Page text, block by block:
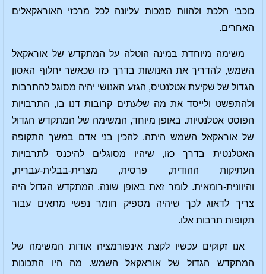
כוכבי הלכת ולהוות סמכות עליונה לכל מרכזי האוראקאלים
האחרים.
משימה מיוחדת במינה הוטלה על המתקדש של אוראקאל
השמש, להדריך את האנושות בדרך כזו שכאשר יחלוף האסון
הגדול של שקיעת אטלנטיס, הגזע האנושי יהיה מסוגל להתרבות
ולהתפשט ולייסד את מה שלעתים קרובות דנו בו, התרבויות
הפוסט אטלנטיות. באופן מיוחד, המשימה של המתקדש הגדול
של אוראקאל השמש היתה, להכין בני אדם במשך התקופה
האטלנטית בדרך כזו, שיהיו מסוגלים להיכנס לתרבויות
העתיקות ההודית, פרסית, מצרית-בבלית-עברית,
והיוונית-רומאית. לומר זאת באופן שונה, המתקדש הגדול היה
צריך לדאוג לכך שיהיה מספיק חומר נפשי מתאים עבור
תקופות תרבות אלו.
אנו זקוקים עכשיו לקצת אינפורמציה אודות המשימה של
המתקדש הגדול של אוראקאל השמש. מה היו התכונות